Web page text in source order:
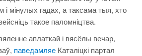
і мінулых гадах, а таксама тыя, хто
такое паломніцтва.
аплаткай і вясёлы вечар,
паведамляе Каталіцкі партал